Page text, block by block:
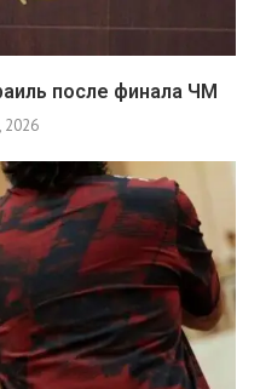
после финала ЧМ
2026